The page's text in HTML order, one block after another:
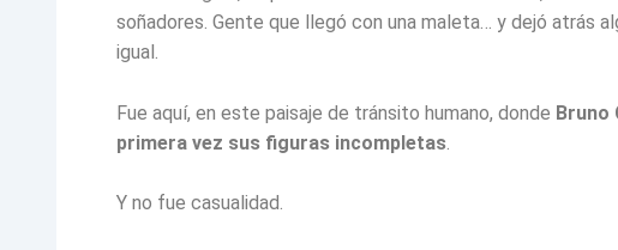
soñadores. Gente que llegó con una maleta… y dejó atrás
igual.
Fue aquí, en este paisaje de tránsito humano, donde Bruno
primera vez sus figuras incompletas
Y no fue casualidad.